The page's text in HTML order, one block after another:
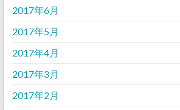
2017年6月
2017年5月
2017年4月
2017年3月
2017年2月